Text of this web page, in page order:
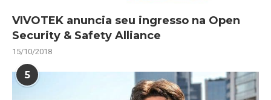
VIVOTEK anuncia seu ingresso na Open
Security & Safety Alliance
15/10/2018
5